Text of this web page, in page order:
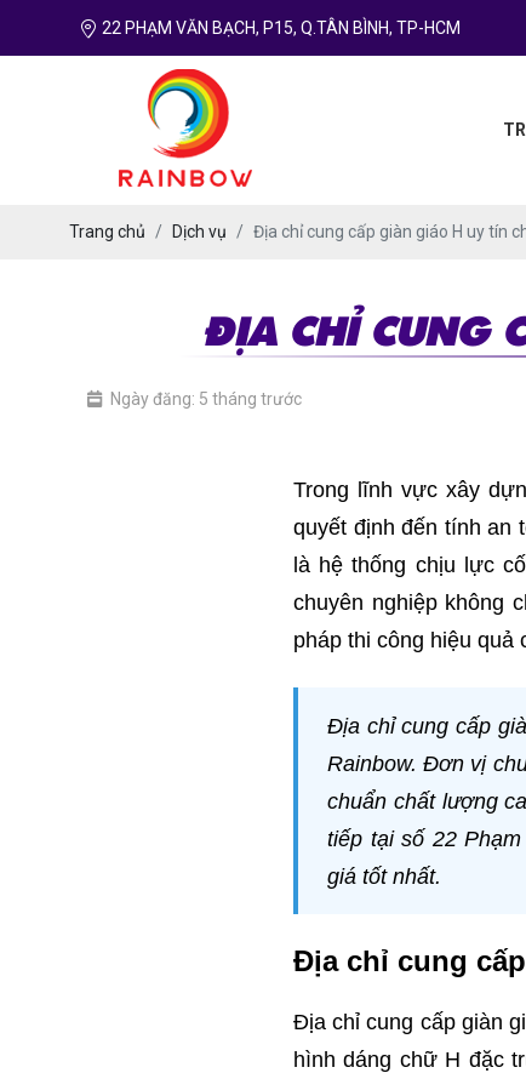
22 PHẠM VĂN BẠCH, P15, Q.TÂN BÌNH, TP-HCM
Trang chủ Dịch vụ Địa chỉ cung cấp giàn giáo H uy tín
ĐỊA CHỈ CUNG
Ngày đăng: 5 tháng trước
Trong lĩnh vực xây
quyết định đến tính an
là hệ thống chịu lực
chuyên nghiệp không
pháp thi công hiệu quả
Địa chỉ cung cấp
Rainbow. Đơn vị
chuẩn chất lượng
tiếp tại số 22
giá tốt nhất.
Địa chỉ cung
Địa chỉ cung cấp giàn
hình dáng chữ H đặc